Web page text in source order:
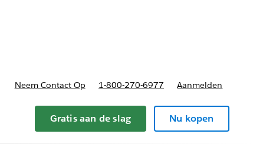
for Plannen en prijzen
Neem Contact Op 1-800-270-6977 Aanmelden
Gratis aan de slag Nu kopen